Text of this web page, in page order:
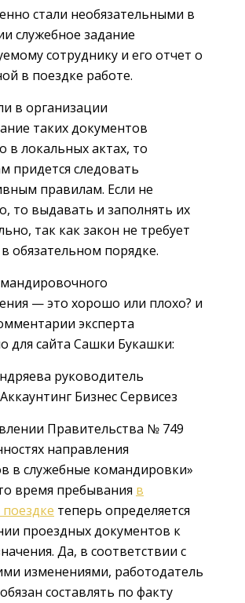
стали необязательными в
служебное задание
сотруднику и его отчет о
в поездке работе.
в организации
таких документов
в локальных актах, то
придется следовать
правилам. Если не
то выдавать и заполнять их
так как закон не требует
обязательном порядке.
— это хорошо или плохо? и
эксперта
для сайта Сашки Букашки:
руководитель
Бизнес Сервисез
Правительства № 749
направления
в служебные командировки»
время пребывания в
теперь определяется
проездных документов к
Да, в соответствии с
изменениями, работодатель
составлять по факту